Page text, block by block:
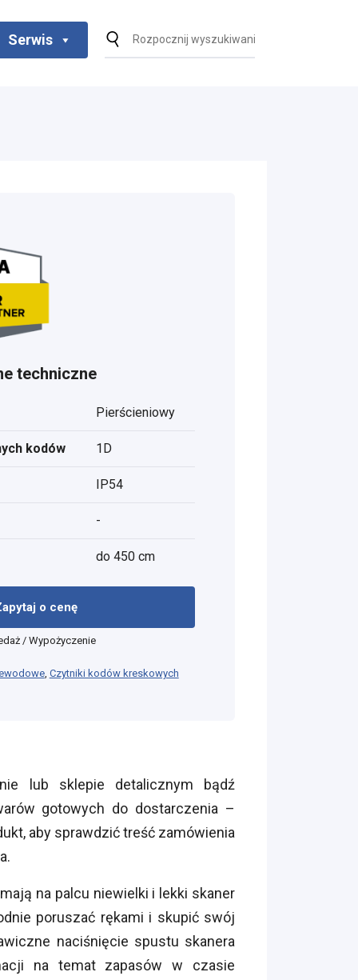
Serwis
techniczne
Pierścieniowy
kodów 1D
IP54
-
do 450 cm
o cenę
/ Wypożyczenie
, Czytniki kodów kreskowych
lub sklepie detalicznym bądź
gotowych do dostarczenia –
aby sprawdzić treść zamówienia
na palcu niewielki i lekki skaner
poruszać rękami i skupić swój
naciśnięcie spustu skanera
na temat zapasów w czasie